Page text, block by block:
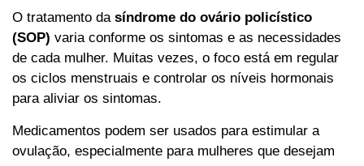
O tratamento da síndrome do ovário policístico
(SOP) varia conforme os sintomas e as necessidades
de cada mulher. Muitas vezes, o foco está em regular
os ciclos menstruais e controlar os níveis hormonais
para aliviar os sintomas.
Medicamentos podem ser usados para estimular a
ovulação, especialmente para mulheres que desejam